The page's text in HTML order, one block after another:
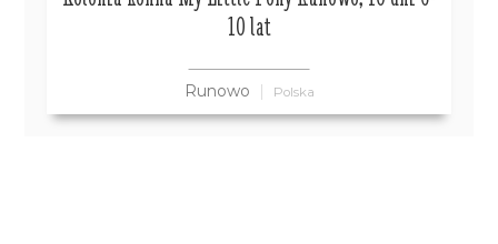
10 lat
Runowo Polska